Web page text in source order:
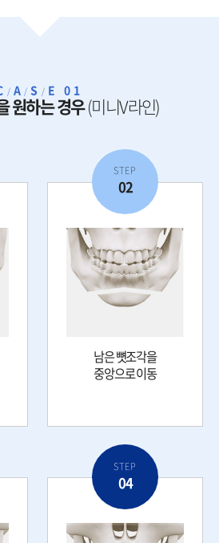
/ A /S / E 01
원하는 경우(미니V라인)
STEP
02
남은 뼛조각을
중앙으로 이동
STEP
04